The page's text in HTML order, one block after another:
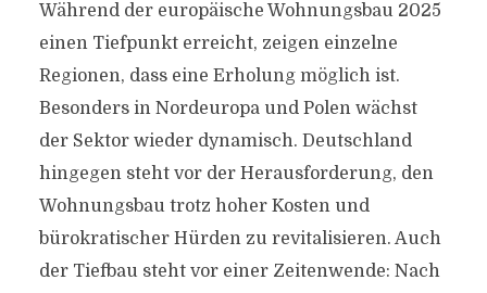
Während der europäische Wohnungsbau 2025
einen Tiefpunkt erreicht, zeigen einzelne
Regionen, dass eine Erholung möglich ist.
Besonders in Nordeuropa und Polen wächst
der Sektor wieder dynamisch. Deutschland
hingegen steht vor der Herausforderung, den
Wohnungsbau trotz hoher Kosten und
bürokratischer Hürden zu revitalisieren. Auch
der Tiefbau steht vor einer Zeitenwende: Nach